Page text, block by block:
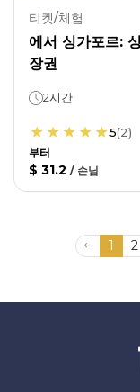
티켓/체험
에서 싱가포르:
장권
2시간
5(2)
부터
$ 31.2 / 손님
1 2